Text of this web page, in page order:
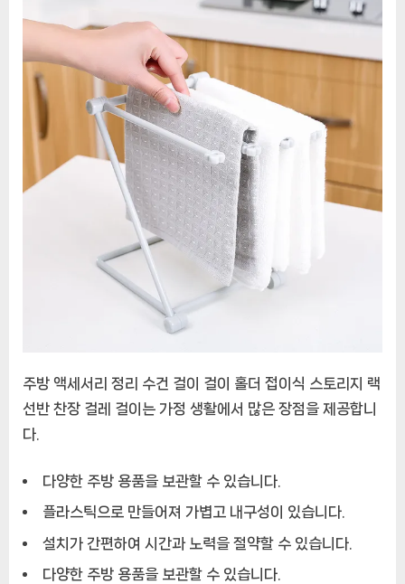
선
찬
걸
걸
이
가
정
용
품
주방 액세서리 정리 수건 걸이 걸이 홀더 접이식 스토리지 랙
선반 찬장 걸레 걸이는 가정 생활에서 많은 장점을 제공합니
다.
다양한 주방 용품을 보관할 수 있습니다.
플라스틱으로 만들어져 가볍고 내구성이 있습니다.
설치가 간편하여 시간과 노력을 절약할 수 있습니다.
다양한 주방 용품을 보관할 수 있습니다.